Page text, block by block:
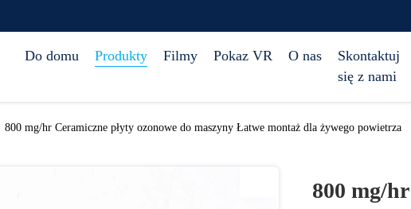
Do domu Produkty Filmy Pokaz VR O nas
Skontaktuj
się z nami
800 mg/hr Ceramiczne płyty ozonowe do maszyny Łatwe montaż dla żywego powietrza
800 mg/